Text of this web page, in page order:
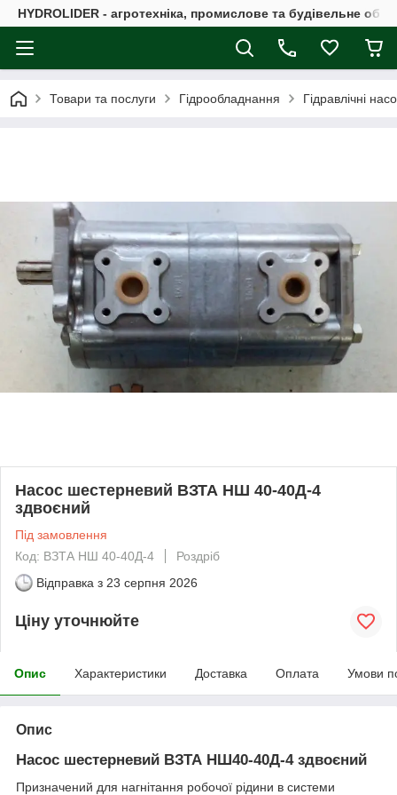
HYDROLIDER - агротехніка, промислове та будівельне
Товари та послуги Гідрообладнання Гідравлічні
Насос шестерневий ВЗТА НШ 40-40Д-4
здвоєний
Під замовлення
Код: ВЗТА НШ 40-40Д-4
Роздріб
Відправка з 23 серпня 2026
Ціну уточнюйте
Опис Характеристики Доставка Оплата Умови
Опис
Насос шестерневий ВЗТА НШ40-40Д-4 здвоєний
Призначений для нагнітання робочої рідини в системи